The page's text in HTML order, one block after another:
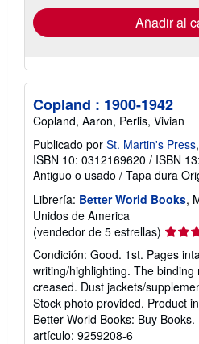
envío
Añadir al
Copland : 1900-1942
Copland, Aaron, Perlis, Vivian
Publicado por St. Martin's Press
ISBN 10: 0312169620 / ISBN
Antiguo o usado / Tapa dura
Librería: Better World Books,
Unidos de America
(vendedor de 5 estrellas)
5
de
5
Condición: Good. 1st. Pages
writing/highlighting. The binding
creased. Dust jackets/
Stock photo provided. Product
Better World Books: Buy Books.
artículo: 9259208-6